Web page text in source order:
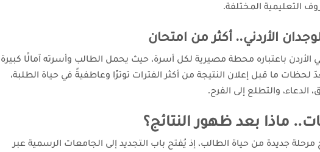
التعليمية المختلفة.
الأردني.. أكثر من امتحان
الأردن باعتباره محطة مصيرية لكل أسرة، حيث يحمل الطالب وأسرته آمالًا كبيرة
ما قبل إعلان النتيجة من أكثر الفترات توترًا وعاطفيةً في حياة الطلبة،
الدعاء، والتطلع إلى الفرح.
ماذا بعد ظهور النتائج؟
مرحلة جديدة من حياة الطالب، إذ يُفتح باب التجديد إلى الجامعات الرسمية عبر